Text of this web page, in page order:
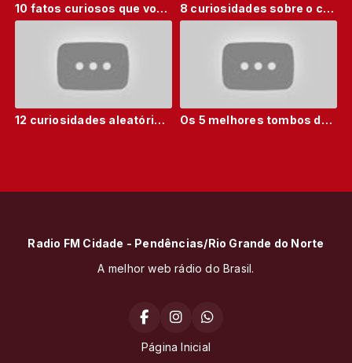
10 fatos curiosos que você ainda não tinha parado pra pensar 8 curiosidades sobre o comportamento humano
12 curiosidades aleatórias que vão te surpreender Os 5 melhores tombos de Silvio Santos
Radio FM Cidade - Pendências/Rio Grande do Norte
A melhor web rádio do Brasil.
Página Inicial